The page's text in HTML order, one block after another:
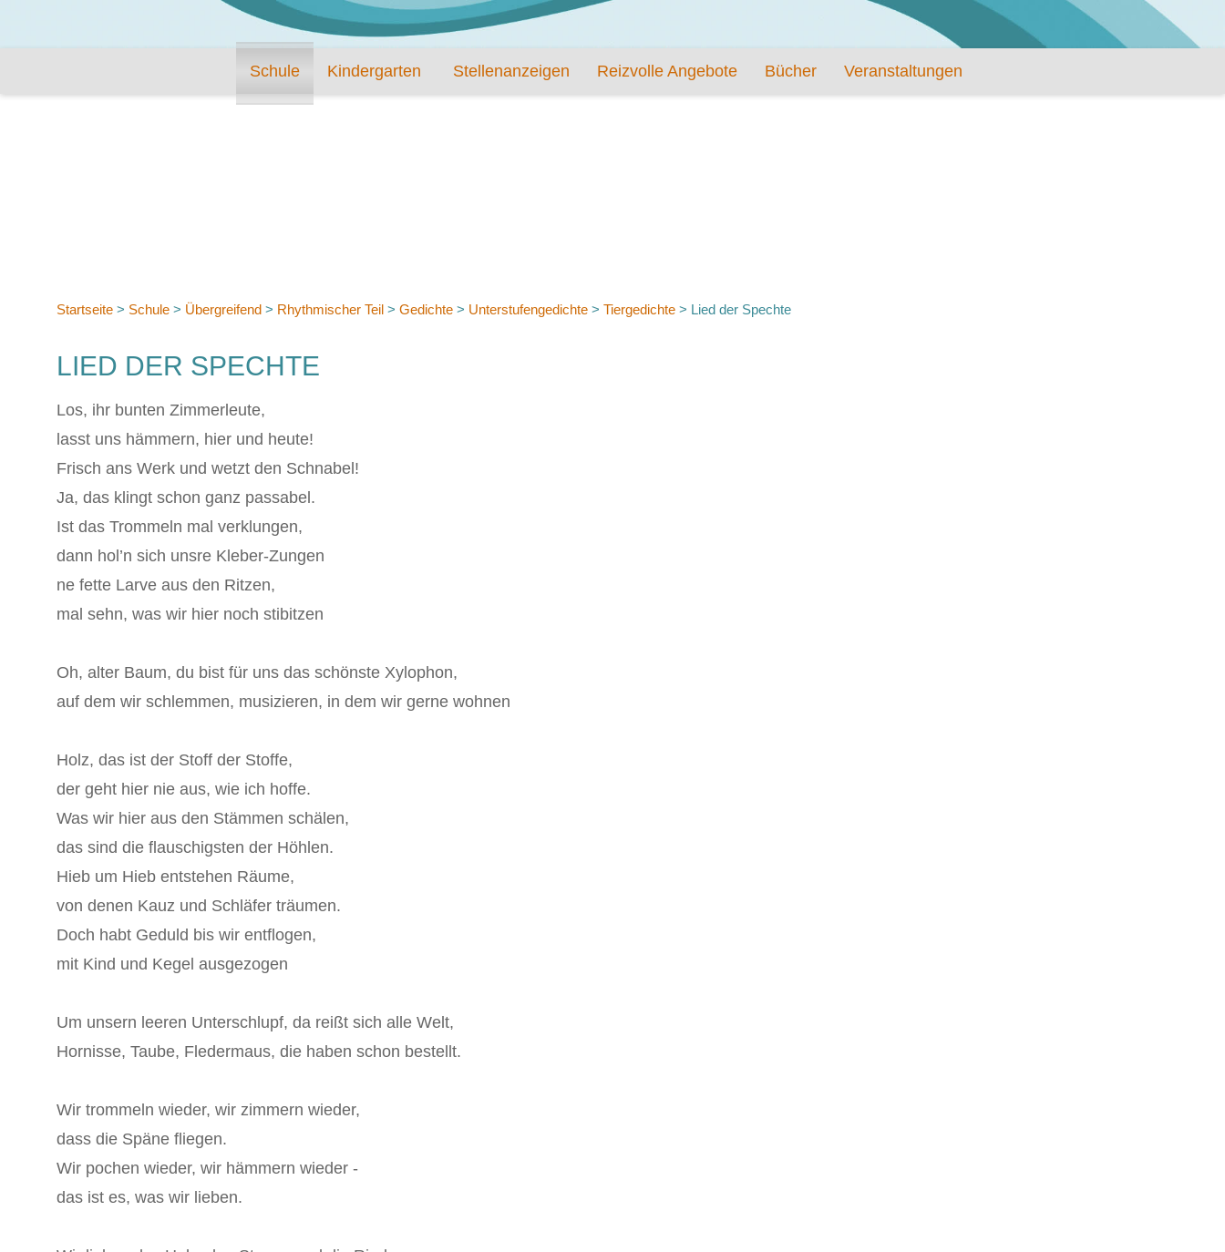
Schule Kindergarten Stellenanzeigen Reizvolle Angebote Bücher Veranstaltungen
Startseite > Schule > Übergreifend > Rhythmischer Teil > Gedichte > Unterstufengedichte > Tiergedichte > Lied der Spechte
LIED DER SPECHTE
Los, ihr bunten Zimmerleute,
lasst uns hämmern, hier und heute!
Frisch ans Werk und wetzt den Schnabel!
Ja, das klingt schon ganz passabel.
Ist das Trommeln mal verklungen,
dann hol’n sich unsre Kleber-Zungen
ne fette Larve aus den Ritzen,
mal sehn, was wir hier noch stibitzen
Oh, alter Baum, du bist für uns das schönste Xylophon,
auf dem wir schlemmen, musizieren, in dem wir gerne wohnen
Holz, das ist der Stoff der Stoffe,
der geht hier nie aus, wie ich hoffe.
Was wir hier aus den Stämmen schälen,
das sind die flauschigsten der Höhlen.
Hieb um Hieb entstehen Räume,
von denen Kauz und Schläfer träumen.
Doch habt Geduld bis wir entflogen,
mit Kind und Kegel ausgezogen
Um unsern leeren Unterschlupf, da reißt sich alle Welt,
Hornisse, Taube, Fledermaus, die haben schon bestellt.
Wir trommeln wieder, wir zimmern wieder,
dass die Späne fliegen.
Wir pochen wieder, wir hämmern wieder -
das ist es, was wir lieben.